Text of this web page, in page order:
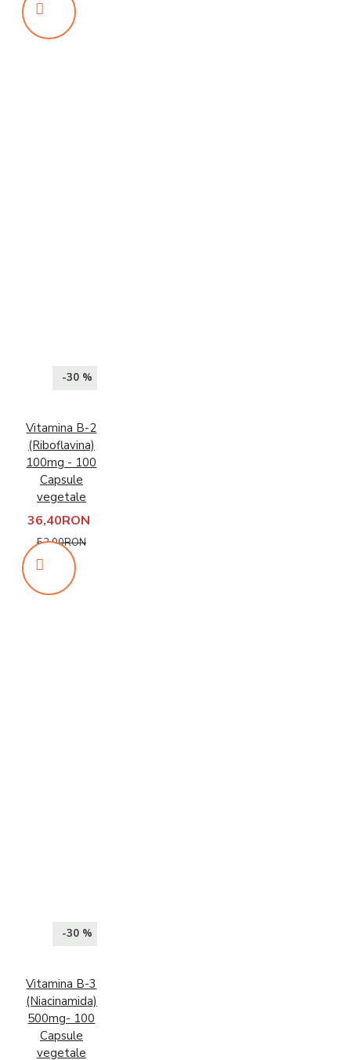
-30 %
Vitamina B-2
(Riboflavina)
100mg - 100
Capsule
vegetale
36,40RON
52,00RON
-30 %
Vitamina B-3
(Niacinamida)
500mg- 100
Capsule
vegetale